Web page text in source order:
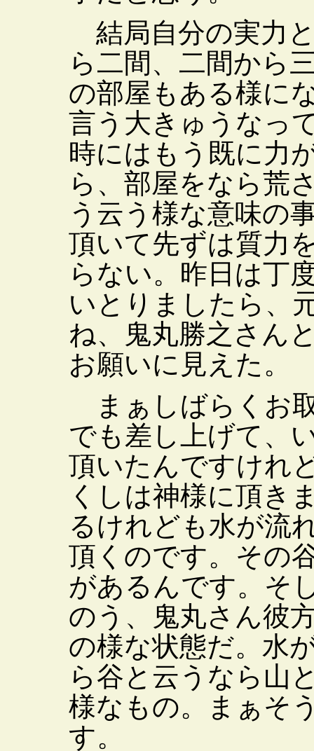
結局自分の実力
ら二間、二間から
の部屋もある様に
言う大きゅうなっ
時にはもう既に力
ら、部屋をなら荒
う云う様な意味の
頂いて先ずは質力
らない。昨日は丁
いとりましたら、
ね、鬼丸勝之さん
お願いに見えた。
まぁしばらくお
でも差し上げて、
頂いたんですけれ
くしは神様に頂き
るけれども水が流
頂くのです。その
があるんです。そ
のう、鬼丸さん彼
の様な状態だ。水
ら谷と云うなら山
様なもの。まぁそ
す。